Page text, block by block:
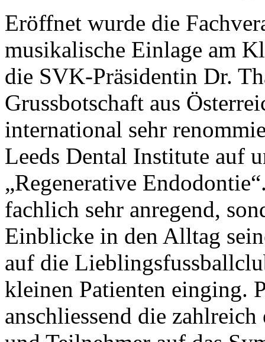
Eröffnet wurde die
musikalische Einlage am
die SVK-Präsidentin Dr.
Grussbotschaft aus
international sehr
Leeds Dental Institute auf
„Regenerative
fachlich sehr anregend,
Einblicke in den Alltag
auf die
kleinen Patienten einging.
anschliessend die